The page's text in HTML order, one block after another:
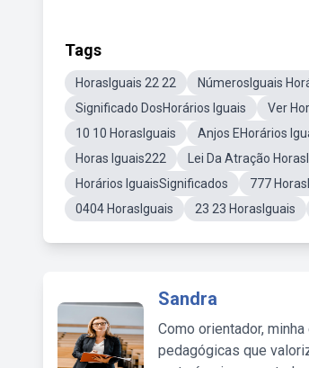
Tags
HorasIguais 22 22 NúmerosIguais
Significado DosHorários Iguais
Ver
10 10 HorasIguais
Anjos EHorários
Horas Iguais222
Lei Da Atração
Horários IguaisSignificados
777
0404 HorasIguais
23 23 HorasIguais
Sandra
Como orientador,
pedagógicas que